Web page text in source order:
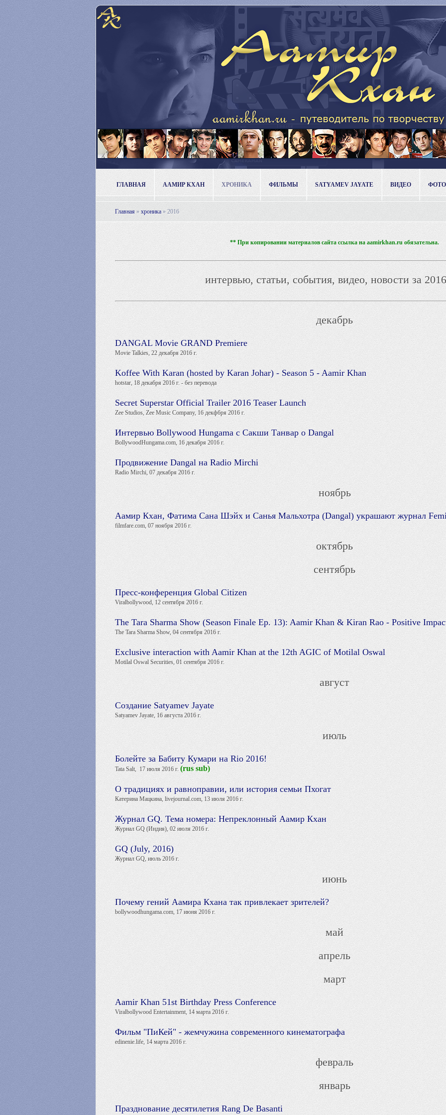
ГЛАВНАЯ ААМИР КХАН ХРОНИКА ФИЛЬМЫ SATYAMEV JAYATE ВИДЕО ФОТО
Главная » хроника » 2016
** При копировании материалов сайта ссылка на aamirkhan.ru обязательна.
интервью, статьи, события, видео, новости за
декабрь
DANGAL Movie GRAND Premiere
Movie Talkies, 22 декабря 2016 г.
Koffee With Karan (hosted by Karan Johar) - Season 5 - Aamir Khan
hotstar, 18 декабря 2016 г. - без перевода
Secret Superstar Official Trailer 2016 Teaser Launch
Zee Studios, Zee Music Company, 16 декфбря 2016 г.
Интервью Bollywood Hungama с Сакши Танвар о Dangal
BollywoodHungama.com, 16 декабря 2016 г.
Продвижение Dangal на Radio Mirchi
Radio Mirchi, 07 декабря 2016 г.
ноябрь
Аамир Кхан, Фатима Сана Шэйх и Санья Мальхотра (Dangal) украшают журнал
filmfare.com, 07 ноября 2016 г.
октябрь
сентябрь
Пресс-конференция Global Citizen
Viralbollywood, 12 сентября 2016 г.
The Tara Sharma Show (Season Finale Ep. 13): Aamir Khan & Kiran Rao - Positive
The Tara Sharma Show, 04 сентября 2016 г.
Exclusive interaction with Aamir Khan at the 12th AGIC of Motilal Oswal
Motilal Oswal Securities, 01 сентября 2016 г.
август
Создание Satyamev Jayate
Satyamev Jayate, 16 августа 2016 г.
июль
Болейте за Бабиту Кумари на Rio 2016!
Tata Salt, 17 июля 2016 г. (rus sub)
О традициях и равноправии, или история семьи Пхогат
Катерина Мацкина, livejournal.com, 13 июля 2016 г.
Журнал GQ. Тема номера: Непреклонный Аамир Кхан
Журнал GQ (Индия), 02 июля 2016 г.
GQ (July, 2016)
Журнал GQ, июль 2016 г.
июнь
Почему гений Аамира Кхана так привлекает зрителей?
bollywoodhungama.com, 17 июня 2016 г.
май
апрель
март
Aamir Khan 51st Birthday Press Conference
Viralbollywood Entertainment, 14 марта 2016 г.
Фильм "ПиКей" - жемчужина современного кинематографа
edinenie.life, 14 марта 2016 г.
февраль
январь
Празднование десятилетия Rang De Basanti